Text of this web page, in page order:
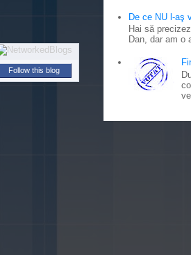
De ce NU l-aş
Hai să
Dan, dar am o
Follow this blog